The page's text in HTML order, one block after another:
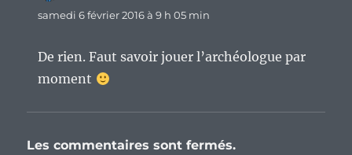
samedi 6 février 2016 à 9 h 05 min
De rien. Faut savoir jouer l’archéologue par
moment
Les commentaires sont fermés.